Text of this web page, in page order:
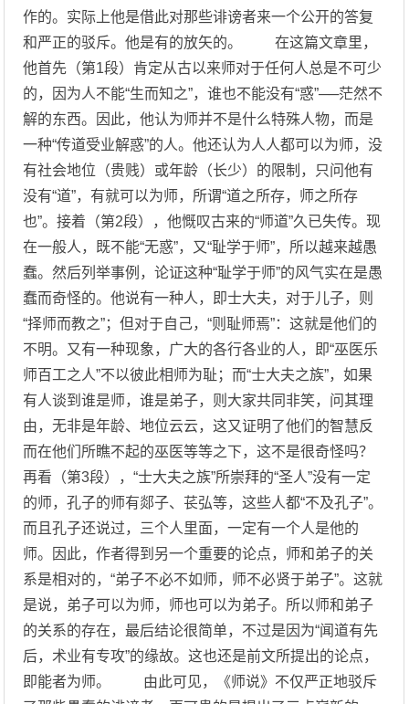
作的。实际上他是借此对那些诽谤者来一个公开的答复
和严正的驳斥。他是有的放矢的。 在这篇文章里，
他首先（第1段）肯定从古以来师对于任何人总是不可少
的，因为人不能“生而知之”，谁也不能没有“惑”──茫然不
解的东西。因此，他认为师并不是什么特殊人物，而是
一种“传道受业解惑”的人。他还认为人人都可以为师，没
有社会地位（贵贱）或年龄（长少）的限制，只问他有
没有“道”，有就可以为师，所谓“道之所存，师之所存
也”。接着（第2段），他慨叹古来的“师道”久已失传。现
在一般人，既不能“无惑”，又“耻学于师”，所以越来越愚
蠢。然后列举事例，论证这种“耻学于师”的风气实在是愚
蠢而奇怪的。他说有一种人，即士大夫，对于儿子，则
“择师而教之”；但对于自己，“则耻师焉”：这就是他们的
不明。又有一种现象，广大的各行各业的人，即“巫医乐
师百工之人”不以彼此相师为耻；而“士大夫之族”，如果
有人谈到谁是师，谁是弟子，则大家共同非笑，问其理
由，无非是年龄、地位云云，这又证明了他们的智慧反
而在他们所瞧不起的巫医等等之下，这不是很奇怪吗？
再看（第3段），“士大夫之族”所崇拜的“圣人”没有一定
的师，孔子的师有郯子、苌弘等，这些人都“不及孔子”。
而且孔子还说过，三个人里面，一定有一个人是他的
师。因此，作者得到另一个重要的论点，师和弟子的关
系是相对的，“弟子不必不如师，师不必贤于弟子”。这就
是说，弟子可以为师，师也可以为弟子。所以师和弟子
的关系的存在，最后结论很简单，不过是因为“闻道有先
后，术业有专攻”的缘故。这也还是前文所提出的论点，
即能者为师。 由此可见，《师说》不仅严正地驳斥